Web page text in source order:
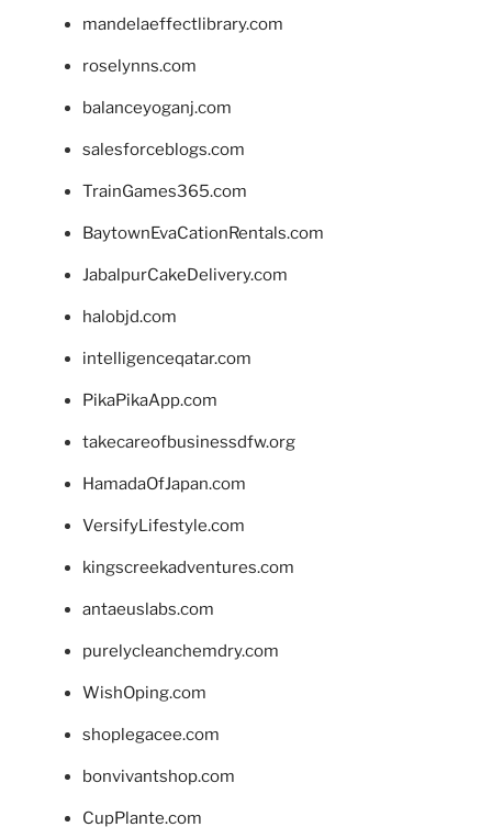
mandelaeffectlibrary.com
roselynns.com
balanceyoganj.com
salesforceblogs.com
TrainGames365.com
BaytownEvaCationRentals.com
JabalpurCakeDelivery.com
halobjd.com
intelligenceqatar.com
PikaPikaApp.com
takecareofbusinessdfw.org
HamadaOfJapan.com
VersifyLifestyle.com
kingscreekadventures.com
antaeuslabs.com
purelycleanchemdry.com
WishOping.com
shoplegacee.com
bonvivantshop.com
CupPlante.com